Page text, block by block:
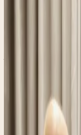
Pakketten afgeven
Iets versturen of
label of